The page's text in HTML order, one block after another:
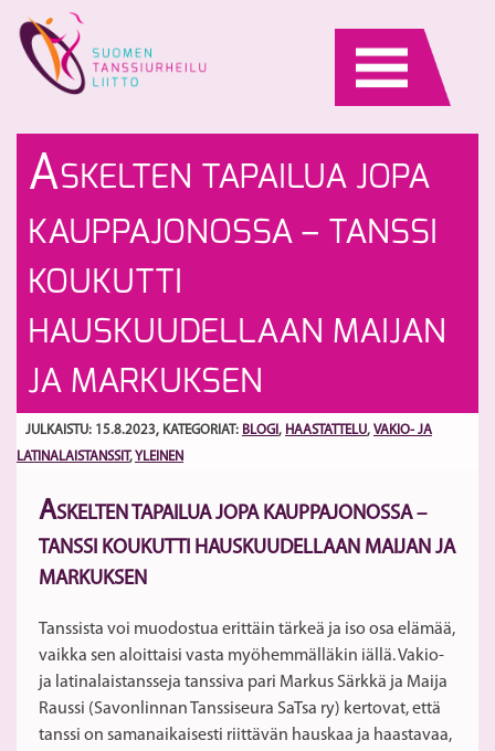
content
ASKELTEN TAPAILUA JOPA
KAUPPAJONOSSA – TANSSI
KOUKUTTI
HAUSKUUDELLAAN MAIJAN
JA MARKUKSEN
JULKAISTU: 15.8.2023, KATEGORIAT: BLOGI , HAASTATTELU, VAKIO- JA
LATINALAISTANSSIT , YLEINEN
ASKELTEN TAPAILUA JOPA KAUPPAJONOSSA –
TANSSI KOUKUTTI HAUSKUUDELLAAN MAIJAN JA
MARKUKSEN
Tanssista voi muodostua erittäin tärkeä ja iso osa elämää,
vaikka sen aloittaisi vasta myöhemmälläkin iällä. Vakio-
ja latinalaistansseja tanssiva pari Markus Särkkä ja Maija
Raussi (Savonlinnan Tanssiseura SaTsa ry) kertovat, että
tanssi on samanaikaisesti riittävän hauskaa ja haastavaa,